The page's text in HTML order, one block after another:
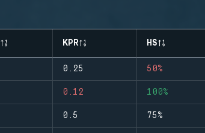
KPR HS
0.25 50%
0.12 100%
0.5 75%